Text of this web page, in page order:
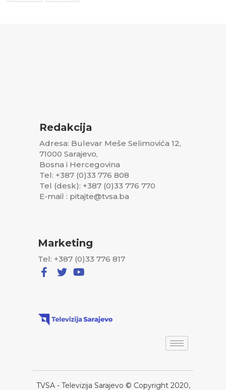
Redakcija
Adresa: Bulevar Meše Selimovića 12,
71000 Sarajevo,
Bosna i Hercegovina
Tel: +387 (0)33 776 808
Tel (desk): +387 (0)33 776 770
E-mail : pitajte@tvsa.ba
Marketing
Tel: +387 (0)33 776 817
TVSA - Televizija Sarajevo © Copyright 2020,